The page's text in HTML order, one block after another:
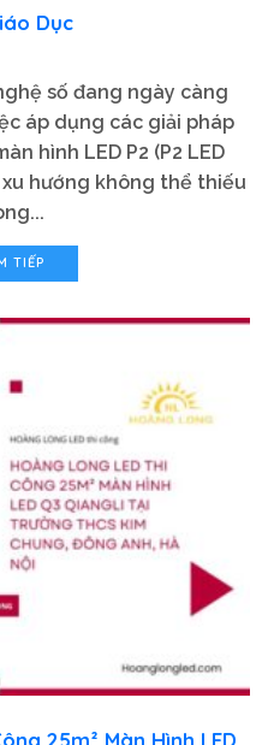
Dục
số đang ngày càng
áp dụng các giải pháp
hình LED P2 (P2 LED
hướng không thể thiếu
TIẾP
25m² Màn Hình LED